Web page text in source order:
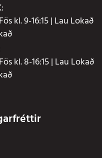
kl. 9-16:15 | Lau Lokað
kl. 8-16:15 | Lau Lokað